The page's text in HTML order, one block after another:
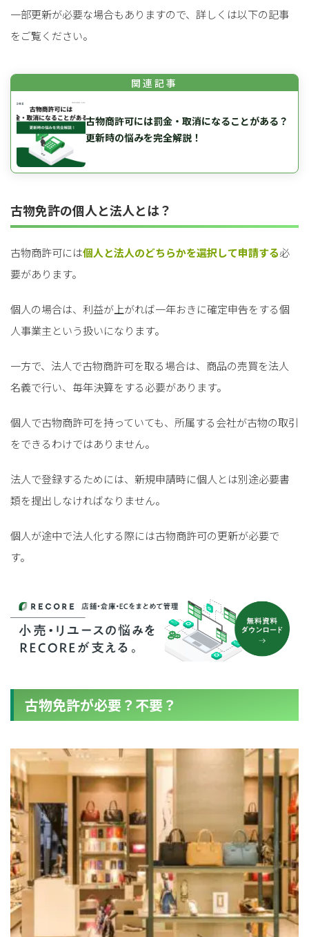
一部更新が必要な場合もありますので、詳しくは以下の記事
をご覧ください。
古物商許可には罰金・取消になることがある？
更新時の悩みを完全解説！
古物免許の個人と法人とは？
古物商許可には個人と法人のどちらかを選択して申請する必
要があります。
個人の場合は、利益が上がれば一年おきに確定申告をする個
人事業主という扱いになります。
一方で、法人で古物商許可を取る場合は、商品の売買を法人
名義で行い、毎年決算をする必要があります。
個人で古物商許可を持っていても、所属する会社が古物の取引
をできるわけではありません。
法人で登録するためには、新規申請時に個人とは別途必要書
類を提出しなければなりません。
個人が途中で法人化する際には古物商許可の更新が必要で
す。
古物免許が必要？不要？